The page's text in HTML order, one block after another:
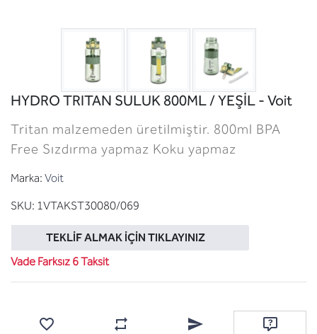
HYDRO TRITAN SULUK 800ML / YEŞİL - Voit
Tritan malzemeden üretilmiştir. 800ml BPA
Free Sızdırma yapmaz Koku yapmaz
Marka: Voit
SKU: 1VTAKST30080/069
TEKLIF ALMAK İÇIN TIKLAYINIZ
Vade Farksız 6 Taksit
Karşılaştırma listesine ekleArkadaşına e-posta ile
Soru sor